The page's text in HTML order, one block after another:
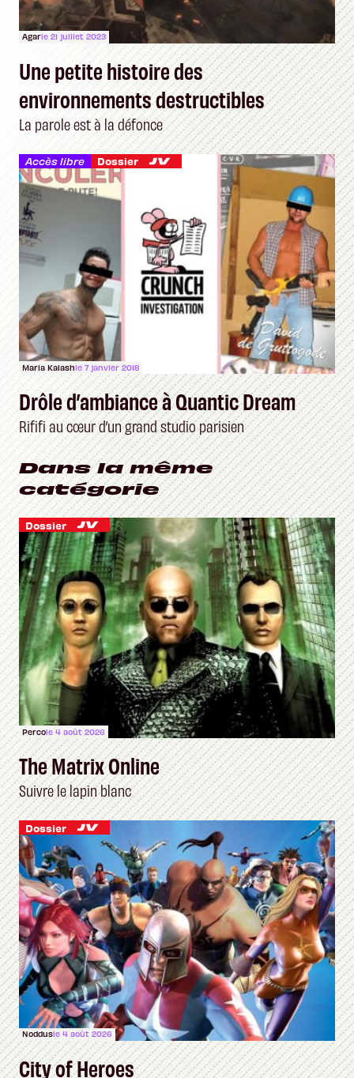
Agarle 21 juillet 2023
Une petite histoire des
environnements destructibles
La parole est à la défonce
Accès libre Dossier
Maria Kalashle 7 janvier 2018
Drôle d’ambiance à Quantic Dream
Rififi au cœur d’un grand studio parisien
Dans la même
catégorie
Dossier
Percole 4 août 2026
The Matrix Online
Suivre le lapin blanc
Dossier
Noddusle 4 août 2026
City of Heroes